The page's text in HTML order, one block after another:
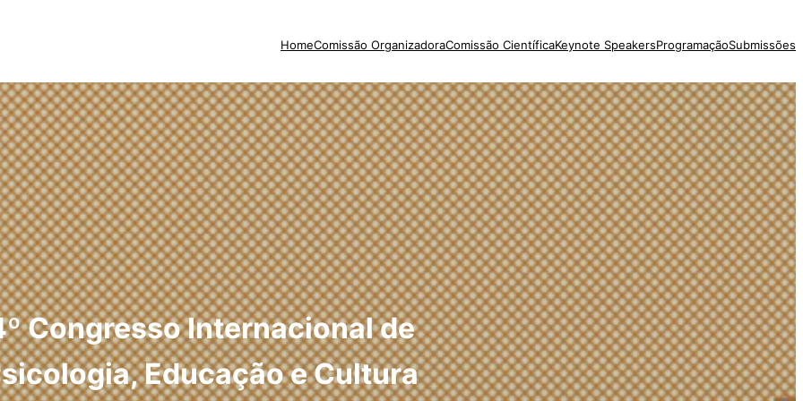
HomeComissão OrganizadoraComissão CientíficaKeynote SpeakersProgramaçãoSubmissões
Congresso Internacional de
Educação e Cultura